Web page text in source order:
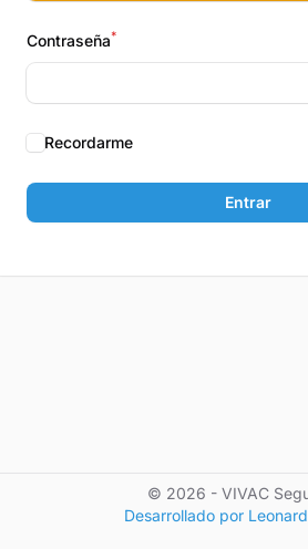
Contraseña*
Recordarme
Entrar
© 2026 - VIVAC
Desarrollado por